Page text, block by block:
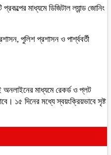
মাধ্যমে ডিজিটাল ল্যান্ড জোনিং
পুলিশ প্রশাসন ও পার্শ্ববর্তী
অনলাইনের মাধ্যমে রেকর্ড ও প্লট
১৫ দিনের মধ্যে স্বয়ংক্রিয়ভাবে সৃষ্ট